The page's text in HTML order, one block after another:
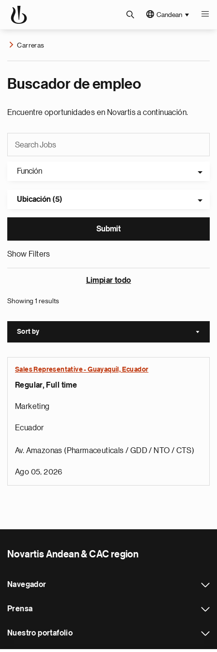
Candean
Carreras
Buscador de empleo
Encuentre oportunidades en Novartis a continuación.
Función
Ubicación (5)
Show Filters
Limpiar todo
Showing 1 results
Sort by Sort
Sales Representative - Guayaquil, Ecuador
Regular, Full time
Marketing
Ecuador
Av. Amazonas (Pharmaceuticals / GDD / NTO / CTS)
Ago 05, 2026
Novartis Andean & CAC region
Navegador
Prensa
Nuestro portafolio